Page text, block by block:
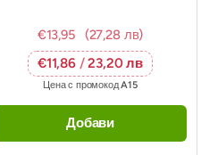
€13,95
(27,28 лв)
€11,86 /23,20 лв
Цена с промокодA15
Добави